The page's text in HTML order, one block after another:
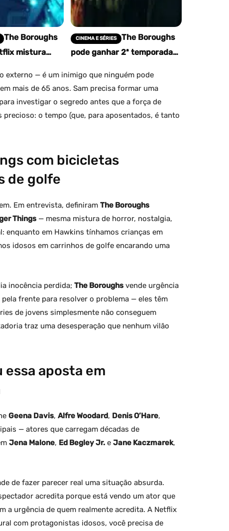
The Boroughs
mistura
em série
CINEMA E SÉRIES
The Boroughs
pode ganhar 2ª temporada
porta aberta
externo — é um inimigo que ninguém pode
mais de 65 anos. Sam precisa formar uma
investigar o segredo antes que a força de
o tempo (que, para aposentados, é tanto
com bicicletas
de golfe
Em entrevista, definiram The Boroughs
Things — mesma mistura de horror, nostalgia,
enquanto em Hawkins tínhamos crianças em
idosos em carrinhos de golfe encarando uma
inocência perdida; The Boroughs vende urgência
frente para resolver o problema — eles têm
de jovens simplesmente não conseguem
traz uma desesperação que nenhum vilão
aposta em
Geena Davis, Alfre Woodard, Denis O’Hare,
— atores que carregam décadas de
Jena Malone, Ed Begley Jr. e Jane Kaczmarek,
de fazer parecer real uma situação absurda.
acredita porque está vendo um ator que
a urgência de quem realmente acredita. A Netflix
com protagonistas idosos, você precisa de